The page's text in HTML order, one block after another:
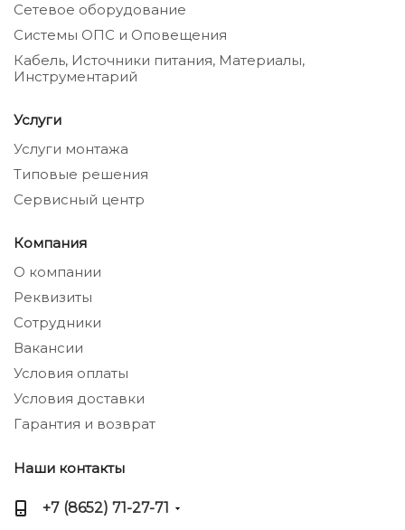
Сетевое оборудование
Системы ОПС и Оповещения
Кабель, Источники питания, Материалы,
Инструментарий
Услуги
Услуги монтажа
Типовые решения
Сервисный центр
Компания
О компании
Реквизиты
Сотрудники
Вакансии
Условия оплаты
Условия доставки
Гарантия и возврат
Наши контакты
+7 (8652) 71-27-71